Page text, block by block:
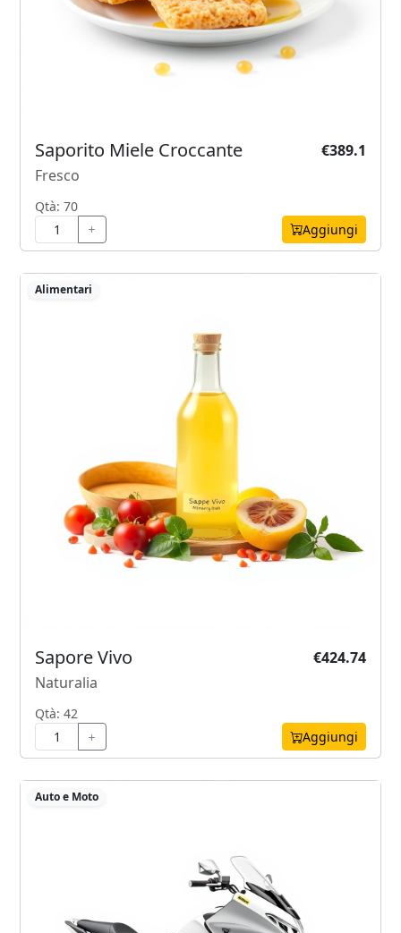
Saporito Miele Croccante
Fresco
€389.1
Qtà: 70
Aggiungi
Alimentari
Sapore Vivo
Naturalia
€424.74
Qtà: 42
Aggiungi
Auto e Moto